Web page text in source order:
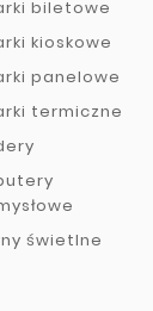
biletowe
kioskowe
panelowe
termiczne
świetlne